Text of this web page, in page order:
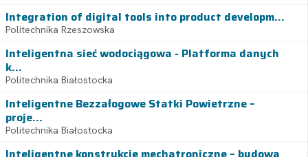
Integration of digital tools into product developm...
Politechnika Rzeszowska
Inteligentna sieć wodociągowa - Platforma danych
k...
Politechnika Białostocka
Inteligentne Bezzałogowe Statki Powietrzne –
proje...
Politechnika Białostocka